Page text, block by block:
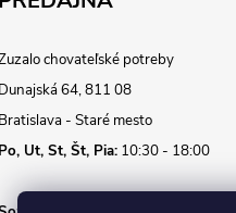
chovateľské potreby
Dunajská 64, 811 08
Bratislava - Staré mesto
Po, Ut, St, Št, Pia:10:30 - 18:00